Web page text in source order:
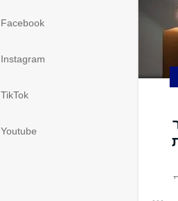
של פרספקטיבה, של
Facebook
Instagram
TikTok
Youtube